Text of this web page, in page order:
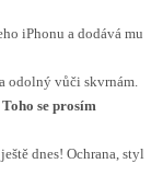
iPhonu a dodává mu
odolný vůči skvrnám.
se prosím
dnes! Ochrana, styl